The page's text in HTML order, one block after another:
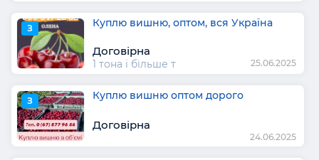
З Куплю вишню, оптом, вся Україна
Договірна
1 тона і більше т 25.06.2025
З Куплю вишню оптом дорого
Договірна
24.06.2025